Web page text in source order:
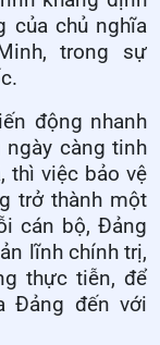
của chủ nghĩa
trong sự
động nhanh
càng tinh
thì việc bảo vệ
trở thành một
cán bộ, Đảng
lĩnh chính trị,
thực tiễn, để
Đảng đến với